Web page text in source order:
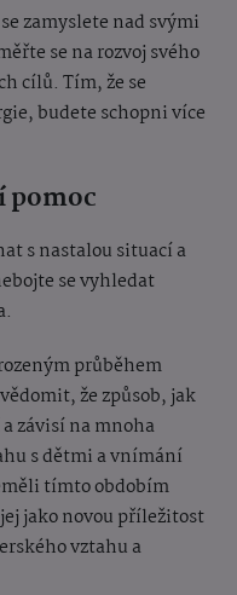
zamyslete nad svými
se na rozvoj svého
cílů. Tím, že se
budete schopni více
pomoc
s nastalou situací a
se vyhledat
průběhem
že způsob, jak
závisí na mnoha
s dětmi a vnímání
tímto obdobím
jako novou příležitost
vztahu a